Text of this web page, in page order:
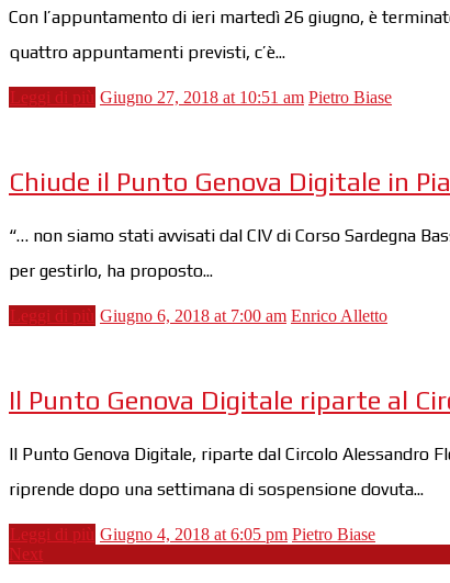
Con l’appuntamento di ieri martedì 26 giugno, è
quattro appuntamenti previsti, c’è...
Leggi di più Giugno 27, 2018 at 10:51 am Pietro Biase
Chiude il Punto Genova Digitale in
“… non siamo stati avvisati dal CIV di Corso Sardegna
per gestirlo, ha proposto...
Leggi di più Giugno 6, 2018 at 7:00 am Enrico Alletto
Il Punto Genova Digitale riparte al
Il Punto Genova Digitale, riparte dal Circolo Alessandro
riprende dopo una settimana di sospensione dovuta...
Leggi di più Giugno 4, 2018 at 6:05 pm Pietro Biase
Next